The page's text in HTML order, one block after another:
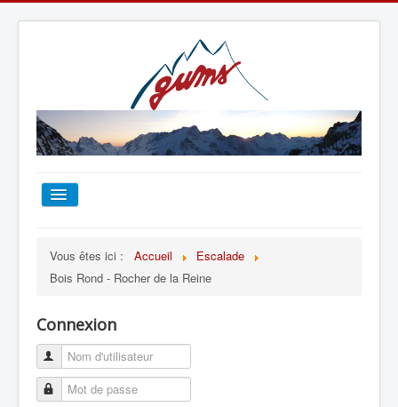
TOUT SUR LE GUMS
ESCALADE
ALPINISME
Vous êtes ici : Accueil
Escalade
Bois Rond - Rocher de la Reine
Connexion